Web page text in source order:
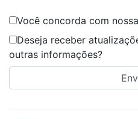
Você concorda com nossa
Deseja receber
outras informações?